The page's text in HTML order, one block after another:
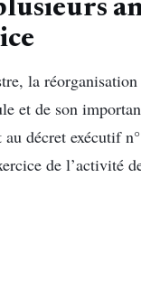
la
et de son
au décret exécutif
de l’activité